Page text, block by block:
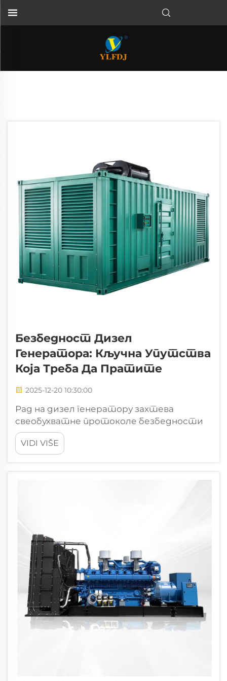
Безбедност Дизел
Генератора: Кључна Упутства
Која Треба Да Пратите
2025-12-20 10:30:00
Рад на дизел генератору захтева
свеобухватне протоколе безбедности
ради заштите особља и опреме, као и
обезбеђења оптималних перформанси.
Ови моћни системи за напајање имају
VIDI VIŠE